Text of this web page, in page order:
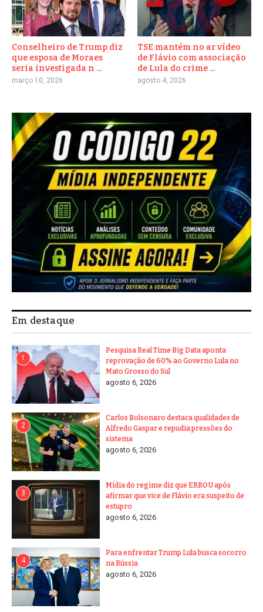
Conselheiro de Trump diz
que esposa de Moraes
seria investigada n ...
março 10, 2026
TSE mantém no ar vídeo
de Flávio com associação
de Lula do crime ...
agosto 4, 2026
Em destaque
1
Pesquisa Real Time Big Data aponta
reprovação de 60% ao Governo Lula no
Mato Grosso do Sul
agosto 6, 2026
2
Carlos Bolsonaro destaca qualidades de
Alfredo Gaspar e repudia pressões do
sistema
agosto 6, 2026
3
Mídia do regime diz que ERROU após
afirmar que vice de Flávio era suspeito de
estupro
agosto 6, 2026
4
Para enfrentar Trump Lula busca socorro
na Rússia
agosto 6, 2026